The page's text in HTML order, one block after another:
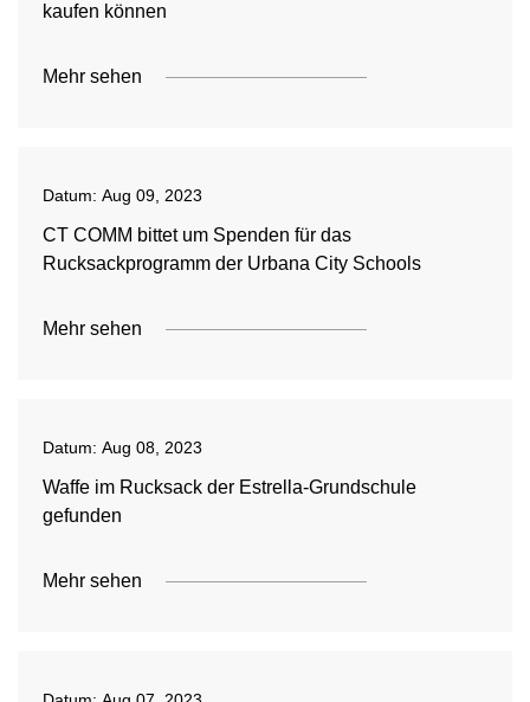
kaufen können
Mehr sehen
Datum: Aug 09, 2023
CT COMM bittet um Spenden für das
Rucksackprogramm der Urbana City Schools
Mehr sehen
Datum: Aug 08, 2023
Waffe im Rucksack der Estrella-Grundschule
gefunden
Mehr sehen